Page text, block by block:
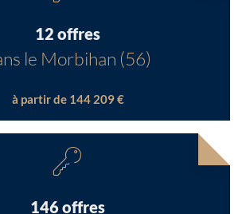
12 offres
le Morbihan (56)
à partir de 144 209 €
146 offres